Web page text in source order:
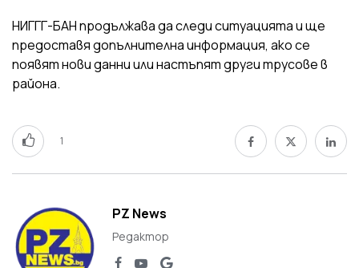
НИГГГ-БАН продължава да следи ситуацията и ще
предоставя допълнителна информация, ако се
появят нови данни или настъпят други трусове в
района.
1
PZ News
Редактор